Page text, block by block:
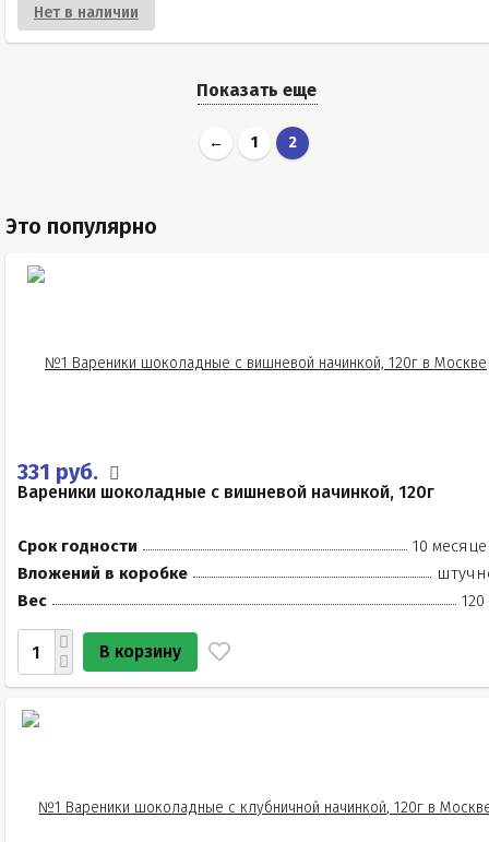
Нет в наличии
Показать еще
← 1 2
Это популярно
331 руб.
Вареники шоколадные с вишневой начинкой, 120г
Срок годности
10
Вложений в коробке
Вес
120
В корзину